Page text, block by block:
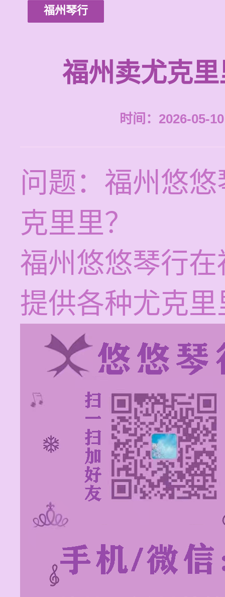
福州琴行
福州卖尤克
时间：2026-05-
问题：福州悠
克里里？
福州悠悠琴行
提供各种尤克